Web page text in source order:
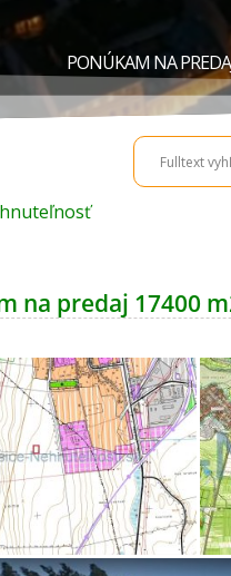
PONÚKAM NA
na predaj 17400